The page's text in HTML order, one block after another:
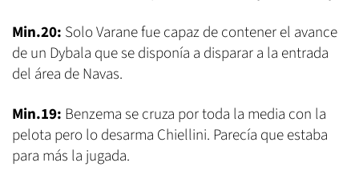
Min.20: Solo Varane fue capaz de contener el avance
de un Dybala que se disponía a disparar a la entrada
del área de Navas.
Min.19: Benzema se cruza por toda la media con la
pelota pero lo desarma Chiellini. Parecía que estaba
para más la jugada.